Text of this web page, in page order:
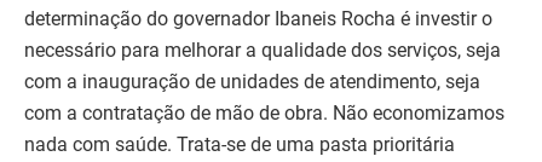
determinação do governador Ibaneis Rocha é investir o
necessário para melhorar a qualidade dos serviços, seja
com a inauguração de unidades de atendimento, seja
com a contratação de mão de obra. Não economizamos
nada com saúde. Trata-se de uma pasta prioritária